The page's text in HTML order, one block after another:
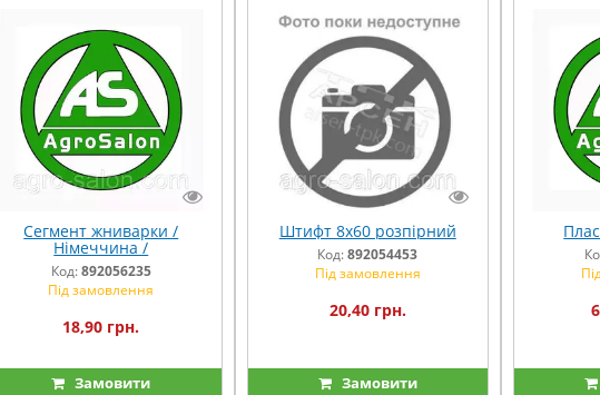
Сегмент жниварки /
Німеччина /
Код:892056235
Під замовлення
18,90 грн.
Замовити
Штифт 8х60 розпірний
Код:892054453
Під замовлення
20,40 грн.
Замовити